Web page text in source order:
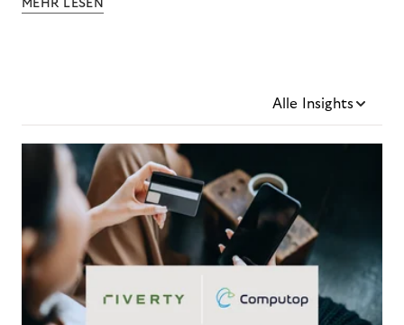
MEHR LESEN
Alle Insights